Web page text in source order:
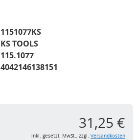
1151077KS
KS TOOLS
115.1077
4042146138151
31,25 €
inkl. gesetzl. MwSt., zzgl. Versandkosten